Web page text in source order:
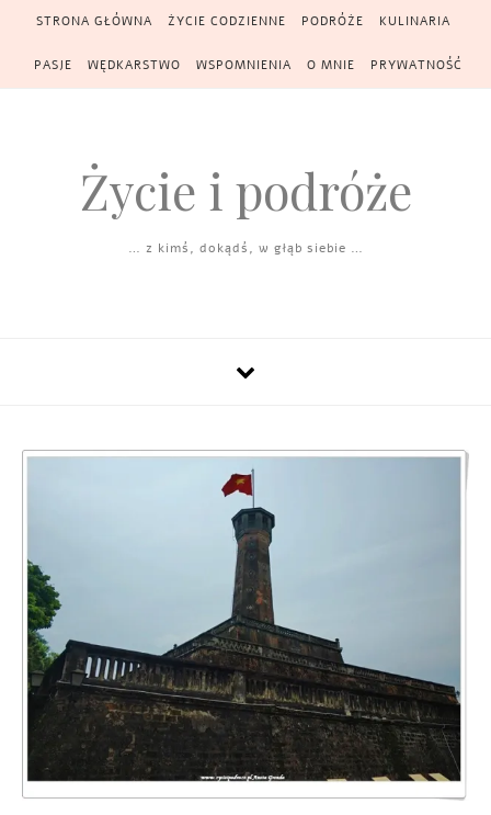
Skip to content
STRONA GŁÓWNA ŻYCIE CODZIENNE PODRÓŻE KULINARIA
PASJE WĘDKARSTWO WSPOMNIENIA O MNIE PRYWATNOŚĆ
Życie i podróże
… z kimś, dokądś, w głąb siebie …